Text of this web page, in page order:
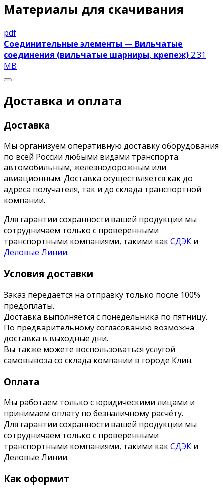
Материалы для скачивания
pdf
Соединительные элементы — Вильчатые
соединения (вильчатые шарниры, крепеж) 2.31
MB
Доставка и оплата
Доставка
Мы организуем оперативную доставку оборудования
по всей России любыми видами транспорта:
автомобильным, железнодорожным или
авиационным. Доставка осуществляется как до
адреса получателя, так и до склада транспортной
компании.
Для гарантии сохранности вашей продукции мы
сотрудничаем только с проверенными
транспортными компаниями, такими какСДЭК и
Деловые Линии.
Условия доставки
Заказ передаётся на отправку только после 100%
предоплаты.
Доставка выполняется с понедельника по пятницу.
По предварительному согласованию возможна
доставка в выходные дни.
Вы также можете воспользоваться услугой
самовывоза со склада компании в городе Клин.
Оплата
Мы работаем только с юридическими лицами и
принимаем оплату по безналичному расчёту.
Для гарантии сохранности вашей продукции мы
сотрудничаем только с проверенными
транспортными компаниями, такими какСДЭК и
Деловые Линии.
Как оформит